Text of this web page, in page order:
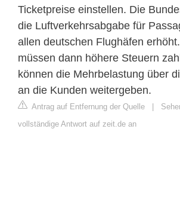
Ticketpreise einstellen. Die
die Luftverkehrsabgabe für
allen deutschen Flughäfen
müssen dann höhere Steuern
können die Mehrbelastung über
an die Kunden weitergeben.
Antrag auf Entfernung der Quelle |
vollständige Antwort auf zeit.de an